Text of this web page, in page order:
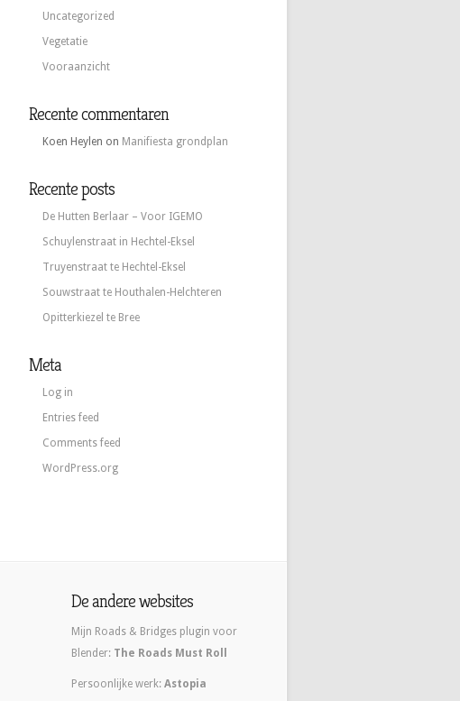
Uncategorized
Vegetatie
Vooraanzicht
Recente commentaren
Koen Heylen on Manifiesta grondplan
Recente posts
De Hutten Berlaar – Voor IGEMO
Schuylenstraat in Hechtel-Eksel
Truyenstraat te Hechtel-Eksel
Souwstraat te Houthalen-Helchteren
Opitterkiezel te Bree
Meta
Log in
Entries feed
Comments feed
WordPress.org
De andere websites
Mijn Roads & Bridges plugin voor
Blender: The Roads Must Roll
Persoonlijke werk: Astopia